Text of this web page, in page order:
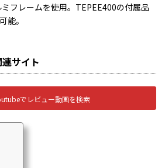
フレームを使用。TEPEE400の付属品
能。
サイト
でレビュー動画を検索